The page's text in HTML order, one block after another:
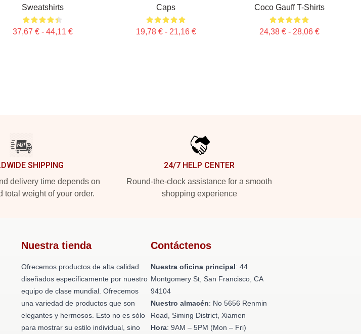
Sweatshirts
37,67 € - 44,11 €
Caps
19,78 € - 21,16 €
Coco Gauff T-Shirts
24,38 € - 28,06 €
SHIPPING
delivery time depends on
total weight of your order.
24/7 HELP CENTER
Round-the-clock assistance for a smooth
shopping experience
Nuestra tienda
Ofrecemos productos de alta calidad
diseñados específicamente por nuestro
equipo de clase mundial. Ofrecemos
una variedad de productos que son
elegantes y hermosos. Esto no es sólo
para mostrar su estilo individual, sino
Contáctenos
Nuestra oficina principal: 44
Montgomery St, San Francisco, CA
94104
Nuestro almacén: No 5656 Renmin
Road, Siming District, Xiamen
Hora: 9AM – 5PM (Mon – Fri)